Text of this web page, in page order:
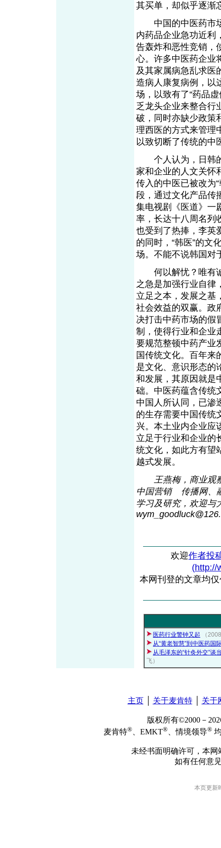
其买单，却似乎逐渐
中国的中医药市场
内药品企业急功近利
告轰炸和恶性竞销，
心。许多中医药企业
及其家属病急乱求医
造病人康复病例，以
场，以致有了“药品
乏龙头企业来整合行
破，同时亦缺少政策
理西医的方式来管理
以致切断了传统的中
个人认为，日韩的
家和企业的人文关怀
传入的中医已被改为
段，通过文化产品传
集电视剧《医道》一
率，长达十八周名列
也受到了热捧，李英
的同时，“韩医”的文
场。不能不说韩国对
何以解忧？唯有诚
之急是加强行业自律
立足之本，发展之基
社会效益的双赢。政
决打击中药市场的假
制，使得行业和企业
要规范整顿中药产业
国传统文化。百年来
是文化、意识形态的
和发展，其原因就是
础。中医药蕴含传统
中国人所认同，已渗
的生存需要中国传统
兴。本土业内企业应
立足于行业和企业的
统文化，如此方有望
越式发展。
王燕梅，商业观
中国营销
传播网、
学习及研究，欢迎与
wym_goodluck@126
欢迎作者投
(http://
本网刊登的文章均
医药行业警钟又起
（
从“黄老智慧”到中医药国
从毛泽东的“针灸外交”谈
飞）
主页│ 关于麦肯特│ 关于
版权所有©2000－
麦肯特® 、EMKT® 、情境领导®
未经书面明确许可，本
如有任何意
本页更新